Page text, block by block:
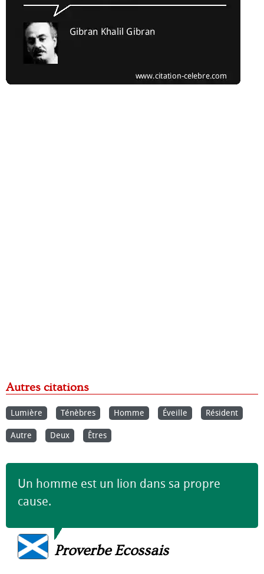
Autres citations
Lumière Ténèbres Homme Éveille Résident
Autre Deux Êtres
Un homme est un lion dans sa propre
cause.
Proverbe Ecossais